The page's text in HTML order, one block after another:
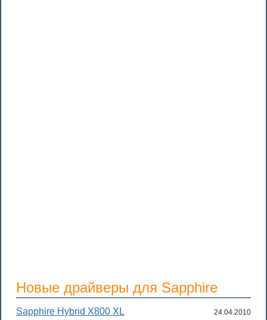
Новые драйверы для Sapphire
Sapphire Hybrid X800 XL 24.04.2010